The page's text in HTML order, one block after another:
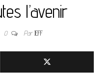
l’avenir
0 ParJEFF